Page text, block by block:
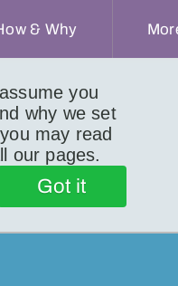
you
why we set
may read
our pages.
Got it
& Why